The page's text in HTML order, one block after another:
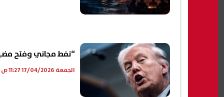
“نفط مجاني وفتح
الجمعة 17/04/2026 11:27 ص